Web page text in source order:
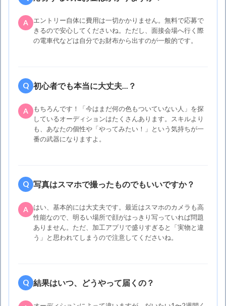
A
エントリー自体に費用は一切かかりません。無料で応募で
きるので安心してくださいね。ただし、面接会場へ行く際
の電車代などは自分でお財布から出すのが一般的です。
Q 初心者でも本当に大丈夫...？
A
もちろんです！「今はまだ何の色もついていない人」を探
しているオーディションはたくさんあります。スキルより
も、あなたの個性や「やってみたい！」という気持ちが一
番の武器になりますよ。
Q 写真はスマホで撮ったものでもいいですか？
A
はい、基本的には大丈夫です。最近はスマホのカメラも高
性能なので、明るい場所で顔がはっきり写っていれば問題
ありません。ただ、加工アプリで盛りすぎると「実物と違
う」と思われてしまうので注意してくださいね。
Q 結果はいつ、どうやって届くの？